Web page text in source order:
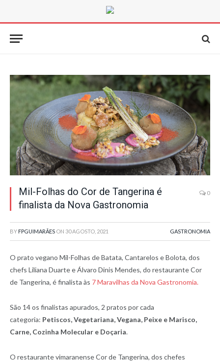
Mil-Folhas do Cor de Tangerina é
finalista da Nova Gastronomia
0
BY FPGUIMARÃES ON 30 AGOSTO, 2021 GASTRONOMIA
O prato vegano Mil-Folhas de Batata, Cantarelos e Bolota, dos
chefs Liliana Duarte e Álvaro Dinis Mendes, do restaurante Cor
de Tangerina, é finalista às 7 Maravilhas da Nova Gastronomia.
São 14 os finalistas apurados, 2 pratos por cada
categoria: Petiscos, Vegetariana, Vegana, Peixe e Marisco,
Carne, Cozinha Molecular e Doçaria.
O restaurante vimaranense Cor de Tangerina, dos chefes